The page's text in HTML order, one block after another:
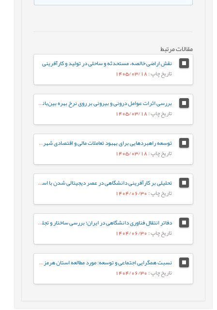
مقالات مرتبط
نقش اراضی خالصه، مستحدثه و ساحلی در تولید و کارآفرینی
تاریخ چاپ: 1405/03/18
بررسی اثرات عوامل درونی و بیرونی بر روی نرخ بهره بین‌بانکی در ایران
تاریخ چاپ: 1405/03/18
توسعه راهبردهایی برای بهبود تعاملات مالی و اقتصادی شهرداری‌ها و شرکت‌های خدماتی (مورد مطالعه: شهرداری تهران و شرکت‌های خدمات‌رسان آب و برق)
تاریخ چاپ: 1405/03/18
تحلیلی بر کارآفرینی دانشگاهی در عصر دیجیتالی شدن با استفاده از روش فراترکیب
تاریخ چاپ: 1404/06/30
دفاتر انتقال فناوری دانشگاهی در ایران؛ بررسی ساختار و تجلیات نهادی در نظام ملی نوآوری: مطالعه موردی دانشگاه خلیج فارس
تاریخ چاپ: 1404/06/30
نسبت همگرایی اجتماعی و توسعه: مورد مطالعه استان هرمزگان
تاریخ چاپ: 1404/06/30